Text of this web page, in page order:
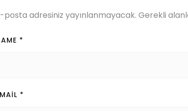
posta adresiniz yayınlanmayacak. Gerekli
*
*